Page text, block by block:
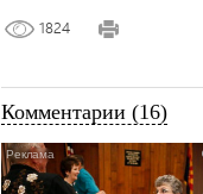
1824
Комментарии (16)